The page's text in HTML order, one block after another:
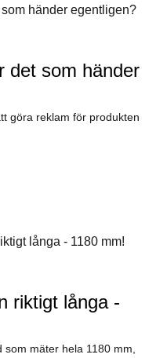
det som händer
göra reklam för produkten
riktigt långa -
mäter hela 1180 mm,